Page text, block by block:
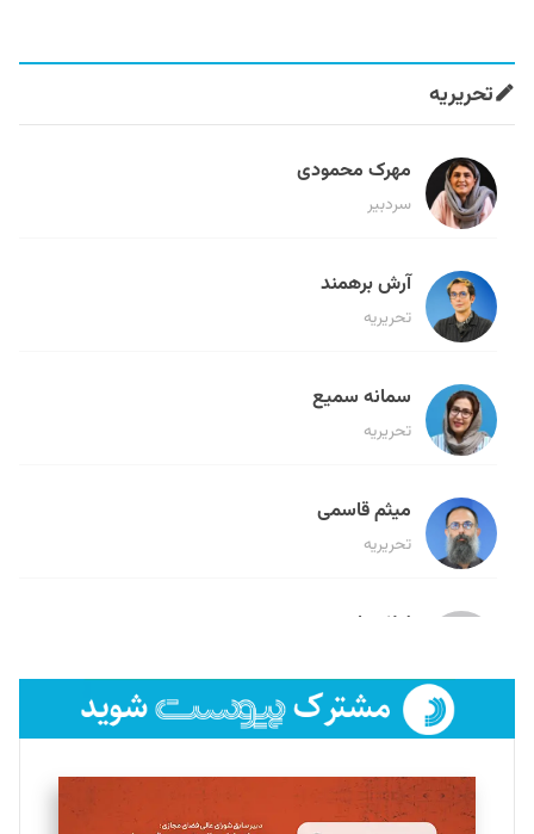
تحریریه
مهرک محمودی
سردبیر
آرش برهمند
تحریریه
سمانه سمیع
تحریریه
میثم قاسمی
تحریریه
لیلا حنارود
فائزه فتحی رستمی
تحریریه